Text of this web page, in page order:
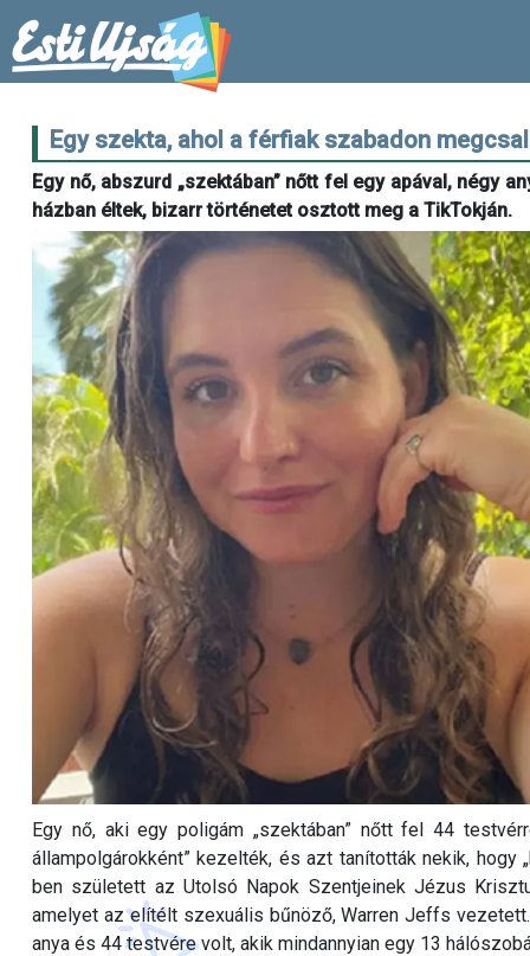
Egy szekta, ahol a férfiak szabadon
Egy nő, abszurd „szektában” nőtt fel egy apával, négy
házban éltek, bizarr történetet osztott meg a TikTokján.
Egy nő, aki egy poligám „szektában” nőtt fel 44
állampolgárokként” kezelték, és azt tanították nekik,
ben született az Utolsó Napok Szentjeinek Jézus
amelyet az elítélt szexuális bűnöző, Warren Jeffs
anya és 44 testvére volt, akik mindannyian egy 13